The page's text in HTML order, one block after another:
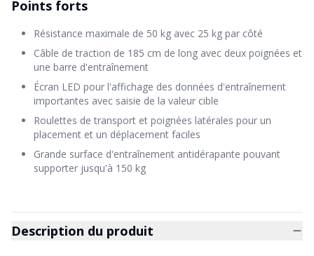
Points forts
Résistance maximale de 50 kg avec 25 kg par côté
Câble de traction de 185 cm de long avec deux poignées et
une barre d'entraînement
Écran LED pour l'affichage des données d'entraînement
importantes avec saisie de la valeur cible
Roulettes de transport et poignées latérales pour un
placement et un déplacement faciles
Grande surface d'entraînement antidérapante pouvant
supporter jusqu'à 150 kg
Description du produit